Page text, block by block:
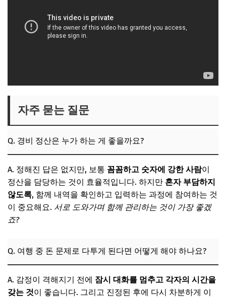
자주 묻는 질문
Q. 경비 정산은 누가 하는 게 좋을까요?
A. 정해진 답은 없지만, 보통 꼼꼼하고 숫자에 강한 사람이
정산을 담당하는 것이 효율적입니다. 하지만 혼자 부담하지
않도록, 함께 내역을 확인하고 입력하는 과정에 참여하는 것
이 중요해요. 서로 도와가며 함께 관리하는 것이 가장 좋겠
죠?
Q. 여행 중 돈 문제로 다투게 된다면 어떻게 해야 하나요?
A. 감정이 격해지기 전에 잠시 대화를 멈추고 각자의 시간을
갖는 것이 좋습니다. 그리고 진정된 후에 다시 차분하게 이